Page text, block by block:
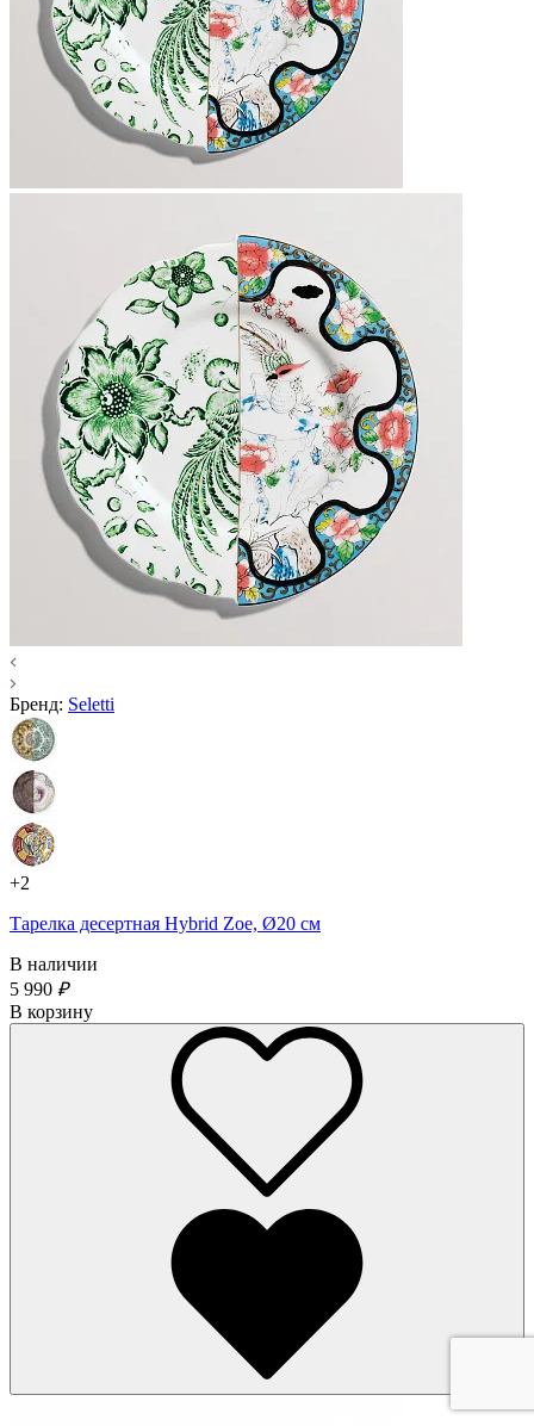
Бренд: Seletti
+2
Тарелка десертная Hybrid Zoe, Ø20 см
В наличии
5 990 ₽
В корзину